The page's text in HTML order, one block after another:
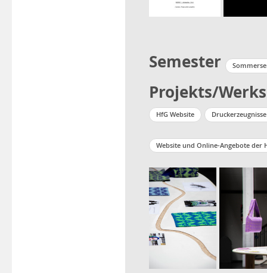
Semester
Projekts/Werks
HfG Website
Website und Online-Angebote der